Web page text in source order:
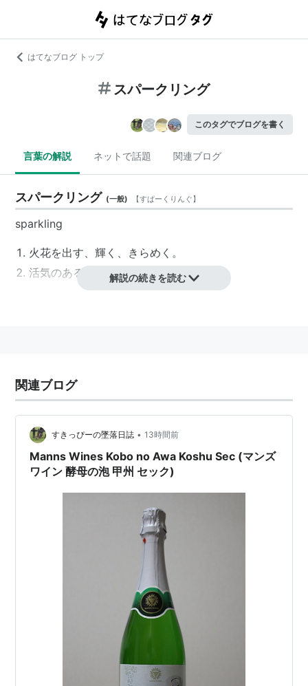
はてなブログ トップ
スパークリング
このタグでブログを書く
言葉の解説 ネットで話題 関連ブログ
スパークリング (一般) 【すぱーくりんぐ】
sparkling
火花を出す、輝く、きらめく。
活気のある。
(飲み物が)発泡性の。スパークリングワインなど。
解説の続きを読む
関連ブログ
すきっぴーの墜落日誌 • 13時間前
Manns Wines Kobo no Awa Koshu Sec (マンズ
ワイン 酵母の泡 甲州 セック)